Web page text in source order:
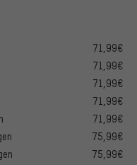
71,99€
71,99€
71,99€
71,99€
71,99€
75,99€
75,99€